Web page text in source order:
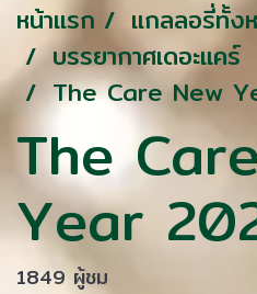
หน้าแรก
แกลลอรี่ทั้ง
บรรยากาศเดอะแคร์
The Care New
The
Year
1849 ผู้ชม